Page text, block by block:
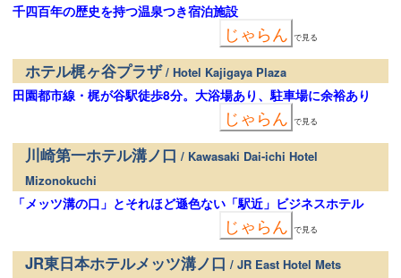
千四百年の歴史を持つ温泉つき宿泊施設
じゃらん で見る
ホテル梶ヶ谷プラザ/ Hotel Kajigaya Plaza
田園都市線・梶が谷駅徒歩8分。大浴場あり、駐車場に余裕あり
じゃらん で見る
川崎第一ホテル溝ノ口 / Kawasaki Dai-ichi Hotel
Mizonokuchi
「メッツ溝の口」とそれほど遜色ない「駅近」ビジネスホテル
じゃらん で見る
JR東日本ホテルメッツ溝ノ口 / JR East Hotel Mets